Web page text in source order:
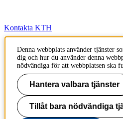
Kontakta KTH
Jobba på KTH
Press och media
Faktura och betalning KTH
Om KTH:s webbplatser
Denna webbplats använder tjänster
dig och hur du använder denna
nödvändiga för att webbplatsen ska
Hantera valbara tjänster
Tillåt bara nödvändiga